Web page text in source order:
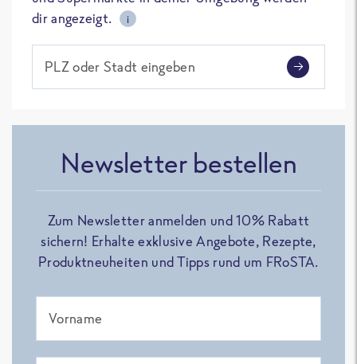
dir angezeigt.
i
PLZ oder Stadt eingeben
Newsletter bestellen
Zum Newsletter anmelden und 10% Rabatt
sichern! Erhalte exklusive Angebote, Rezepte,
Produktneuheiten und Tipps rund um FRoSTA.
Vorname